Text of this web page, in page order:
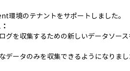
境のテナントをサポートしました。
を収集するための新しいデータソース
データのみを収集できるようになりま